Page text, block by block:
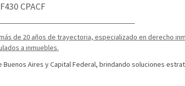
CPACF
WhatsApp
años de trayectoria, especializado en derecho
a inmuebles.
Aires y Capital Federal, brindando soluciones